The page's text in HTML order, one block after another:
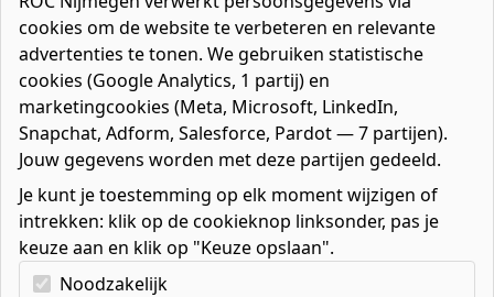
Contact
Over ons
Bedrijven
Favorieten0favorieten
Mijn ROC
Zoeken
cookies om de website te verbeteren en relevante
advertenties te tonen. We gebruiken statistische
cookies (Google Analytics, 1 partij) en
marketingcookies (Meta, Microsoft, LinkedIn,
Snapchat, Adform, Salesforce, Pardot — 7 partijen).
Jouw gegevens worden met deze partijen gedeeld.
Je kunt je toestemming op elk moment wijzigen of
intrekken: klik op de cookieknop linksonder, pas je
keuze aan en klik op "Keuze opslaan".
Kies uw cookie-voorkeuren
Noodzakelijk